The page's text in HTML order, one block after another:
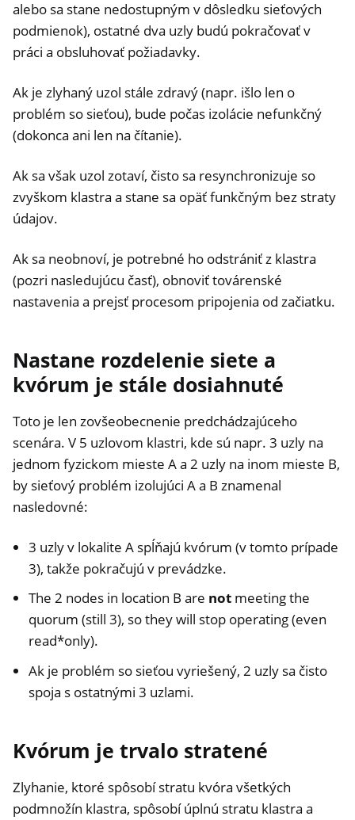
alebo sa stane nedostupným v dôsledku sieťových
podmienok), ostatné dva uzly budú pokračovať v
práci a obsluhovať požiadavky.
Ak je zlyhaný uzol stále zdravý (napr. išlo len o
problém so sieťou), bude počas izolácie nefunkčný
(dokonca ani len na čítanie).
Ak sa však uzol zotaví, čisto sa resynchronizuje so
zvyškom klastra a stane sa opäť funkčným bez straty
údajov.
Ak sa neobnoví, je potrebné ho odstrániť z klastra
(pozri nasledujúcu časť), obnoviť továrenské
nastavenia a prejsť procesom pripojenia od začiatku.
Nastane rozdelenie siete a
kvórum je stále dosiahnuté
Toto je len zovšeobecnenie predchádzajúceho
scenára. V 5 uzlovom klastri, kde sú napr. 3 uzly na
jednom fyzickom mieste A a 2 uzly na inom mieste B,
by sieťový problém izolujúci A a B znamenal
nasledovné:
3 uzly v lokalite A spĺňajú kvórum (v tomto prípade
3), takže pokračujú v prevádzke.
The 2 nodes in location B are not meeting the
quorum (still 3), so they will stop operating (even
read*only).
Ak je problém so sieťou vyriešený, 2 uzly sa čisto
spoja s ostatnými 3 uzlami.
Kvórum je trvalo stratené
Zlyhanie, ktoré spôsobí stratu kvóra všetkých
podmnožín klastra, spôsobí úplnú stratu klastra a